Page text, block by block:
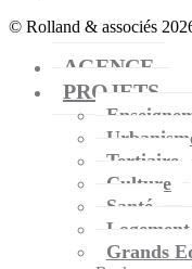
© Rolland & associés
AGENCE
PROJETS
Tertiaire
Culture
Santé
Logement
Grands